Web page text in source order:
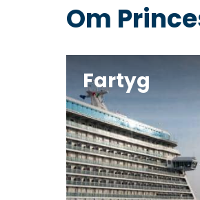
Om
Fartyg